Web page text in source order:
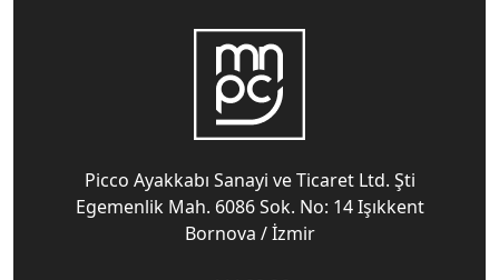
Picco Ayakkabı Sanayi ve Ticaret Ltd. Şti
Egemenlik Mah. 6086 Sok. No: 14 Işıkkent
Bornova / İzmir